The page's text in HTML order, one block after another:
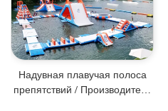
Надувная плавучая полоса
препятствий / Производитель